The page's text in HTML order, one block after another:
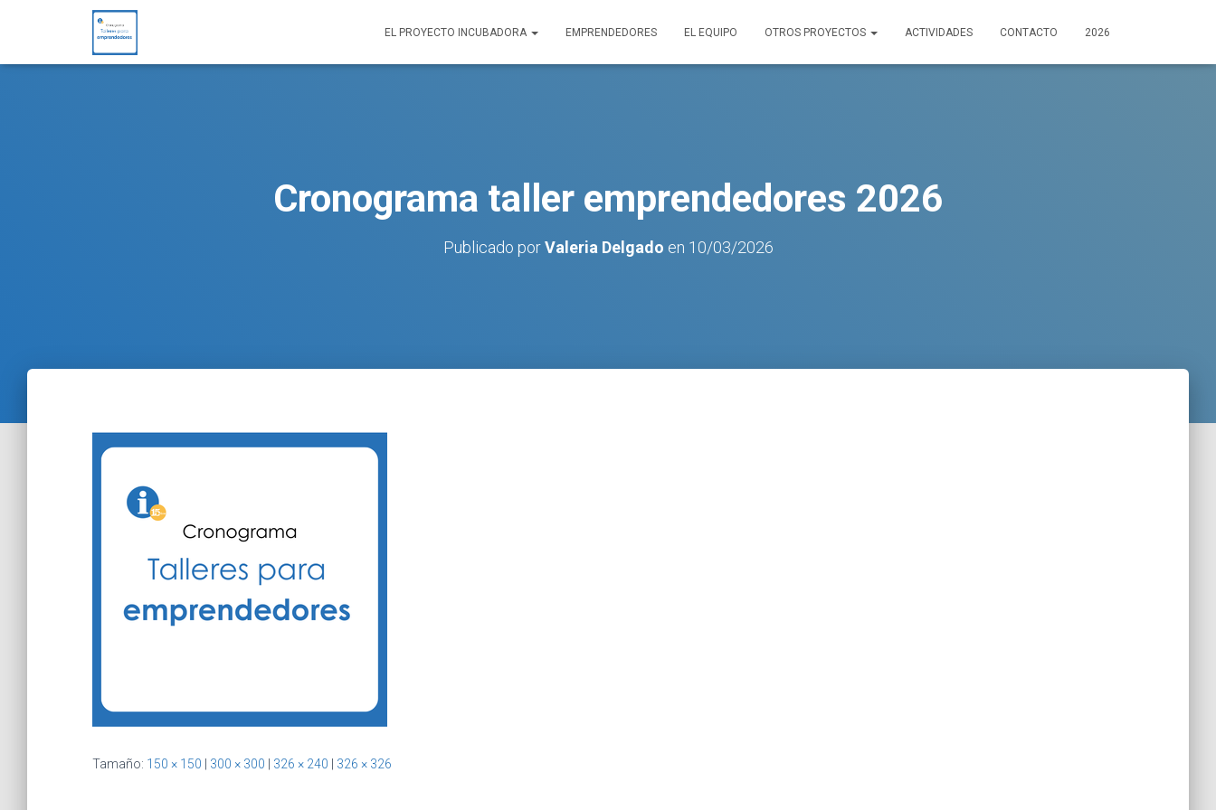
EL PROYECTO INCUBADORA EMPRENDEDORES EL EQUIPO OTROS PROYECTOS ACTIVIDADES CONTACTO 2026
Cronograma taller emprendedores 2026
Publicado porValeria Delgado en 10/03/2026
Tamaño: 150 × 150 300 × 300 326 × 240 326 × 326